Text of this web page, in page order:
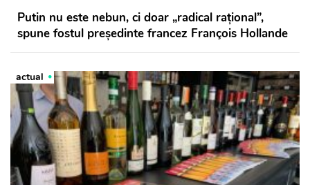
Putin nu este nebun, ci doar „radical rațional”,
spune fostul președinte francez François Hollande
actual